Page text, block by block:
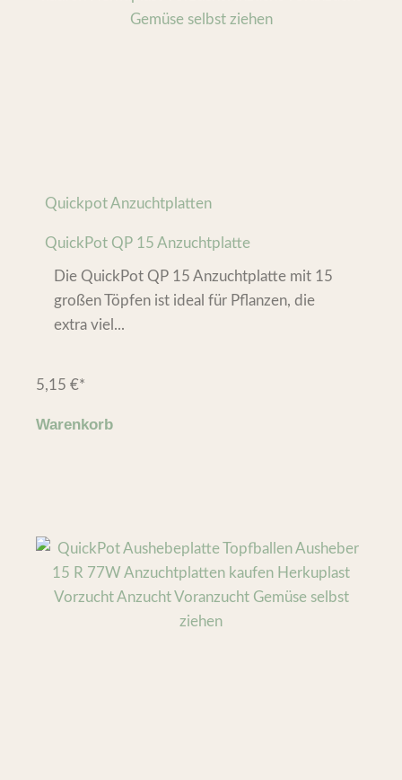
Quickpot Anzuchtplatten
QuickPot QP 15 Anzuchtplatte
Die QuickPot QP 15 Anzuchtplatte mit 15
großen Töpfen ist ideal für Pflanzen, die
extra viel...
5,15 €*
Warenkorb